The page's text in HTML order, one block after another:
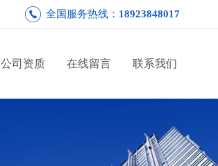
全国服务热线： 18923848017
公司资质 在线留言 联系我们